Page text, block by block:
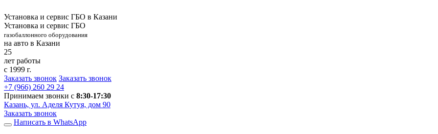
Установка и сервис ГБО в Казани
Установка и сервис ГБО
газобаллонного оборудования
на авто в Казани
25
лет работы
с 1999 г.
Заказать звонок Заказать звонок
+7 (966) 260 29 24
Принимаем звонки с 8:30-17:30
Казань, ул. Аделя Кутуя, дом 90
Заказать звонок
Написать в WhatsApp